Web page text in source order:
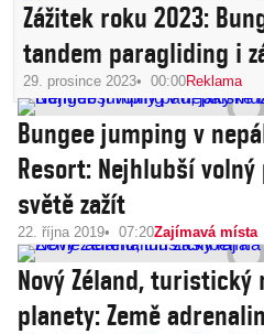
Zážitek roku 2023:
tandem paragliding i
29. prosince 2023 00:00Reklama
Bungee jumping v
Resort: Nejhlubší
světě zažít
22. října 2019 07:20Zajímavá místa
Nový Zéland,
planety: Země